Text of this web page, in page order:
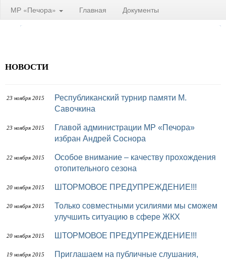
МР «Печора» Главная Документы
НОВОСТИ
23 ноября 2015
Республиканский турнир памяти М.
Савочкина
23 ноября 2015
Главой администрации МР «Печора»
избран Андрей Соснора
22 ноября 2015
Особое внимание – качеству прохождения
отопительного сезона
20 ноября 2015 ШТОРМОВОЕ ПРЕДУПРЕЖДЕНИЕ!!!
20 ноября 2015
Только совместными усилиями мы сможем
улучшить ситуацию в сфере ЖКХ
20 ноября 2015 ШТОРМОВОЕ ПРЕДУПРЕЖДЕНИЕ!!!
19 ноября 2015
Приглашаем на публичные слушания,